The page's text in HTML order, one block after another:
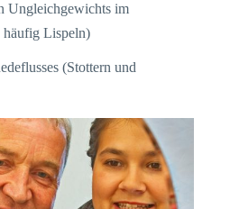
Ungleichgewichts im
häufig Lispeln)
(Stottern und